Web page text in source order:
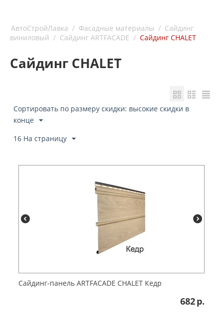
АвтоСтройЛавка / Фасадные материалы / Сайдинг
виниловый / Сайдинг ARTFACADE / Сайдинг CHALET
Сайдинг CHALET
Сортировать по размеру скидки: высокие скидки в
конце
16 На страницу
Сайдинг-панель ARTFACADE CHALET Кедр
682р.